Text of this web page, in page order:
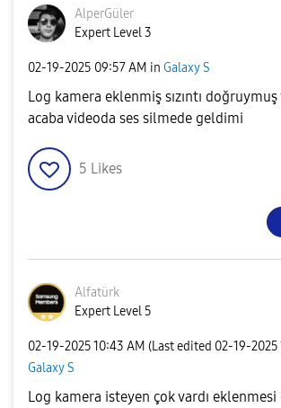
AlperGüler
Expert Level 3
‎02-19-2025 09:57 AM in Galaxy S
Log kamera eklenmiş sızıntı
acaba videoda ses silmede geldimi
5 Likes
Alfatürk
Expert Level 5
‎02-19-202510:43 AM (Last edited ‎02-19-2025
Galaxy S
Log kamera isteyen çok vardı